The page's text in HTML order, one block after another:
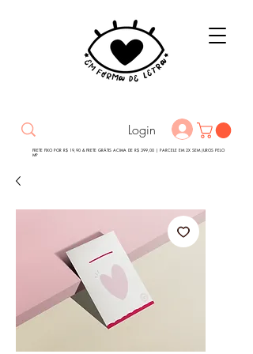
Login
FRETE FIXO POR R$ 19,90 & FRETE GRÁTIS ACIMA DE R$ 399,00 | PARCELE EM 2X SEM JUROS PELO
MP